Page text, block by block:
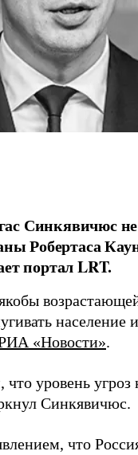
Синкявичюс не
Робертаса
портал LRT.
население
«Новости».
уровень
Синкявичюс.
что